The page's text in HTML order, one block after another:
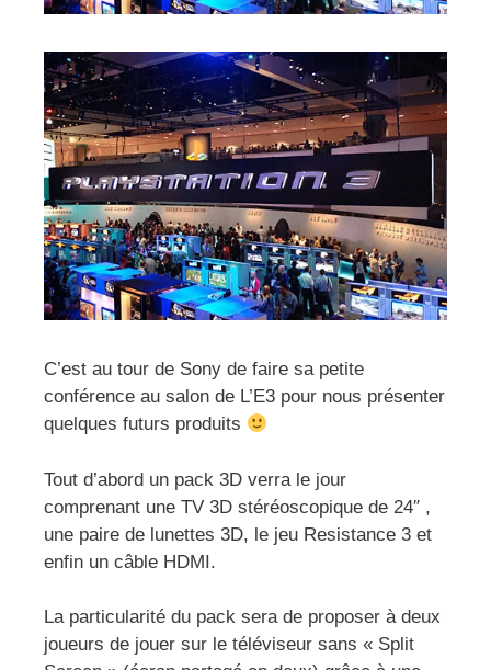
C’est au tour de Sony de faire sa petite
conférence au salon de L’E3 pour nous présenter
quelques futurs produits
Tout d’abord un pack 3D verra le jour
comprenant une TV 3D stéréoscopique de 24″ ,
une paire de lunettes 3D, le jeu Resistance 3 et
enfin un câble HDMI.
La particularité du pack sera de proposer à deux
joueurs de jouer sur le téléviseur sans « Split